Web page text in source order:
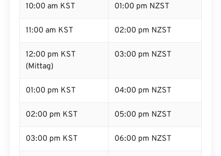
10:00 am KST 01:00 pm NZST
11:00 am KST 02:00 pm NZST
12:00 pm KST
(Mittag)
03:00 pm NZST
01:00 pm KST 04:00 pm NZST
02:00 pm KST 05:00 pm NZST
03:00 pm KST 06:00 pm NZST